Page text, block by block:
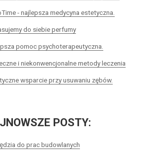
- najlepsza medycyna estetyczna.
do siebie perfumy
pomoc psychoterapeutyczna.
i niekonwencjonalne metody leczenia
wsparcie przy usuwaniu zębów.
POSTY:
do prac budowlanych